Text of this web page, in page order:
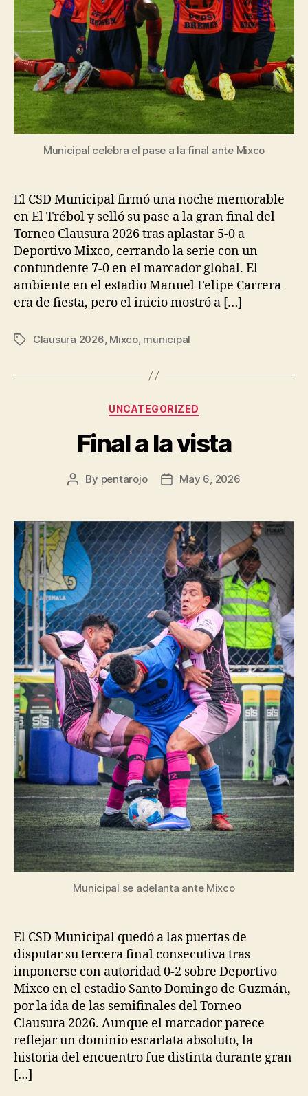
Municipal celebra el pase a la final ante Mixco
El CSD Municipal firmó una noche memorable
en El Trébol y selló su pase a la gran final del
Torneo Clausura 2026 tras aplastar 5-0 a
Deportivo Mixco, cerrando la serie con un
contundente 7-0 en el marcador global. El
ambiente en el estadio Manuel Felipe Carrera
era de fiesta, pero el inicio mostró a […]
TagsClausura 2026, Mixco, municipal
Categories
UNCATEGORIZED
Final a la vista
Post
By pentarojo
PostMay 6, 2026
Municipal se adelanta ante Mixco
El CSD Municipal quedó a las puertas de
disputar su tercera final consecutiva tras
imponerse con autoridad 0-2 sobre Deportivo
Mixco en el estadio Santo Domingo de Guzmán,
por la ida de las semifinales del Torneo
Clausura 2026. Aunque el marcador parece
reflejar un dominio escarlata absoluto, la
historia del encuentro fue distinta durante gran
[…]